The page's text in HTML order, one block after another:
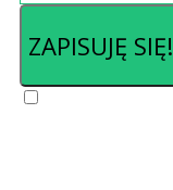
ZAPISUJĘ SIĘ!